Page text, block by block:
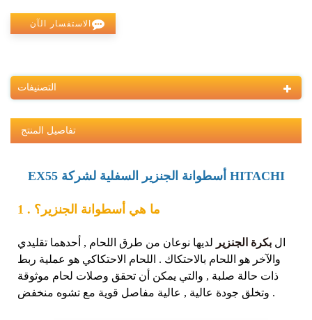
الاستفسار الآن
التصنيفات
تفاصيل المنتج
EX55 أسطوانة الجنزير السفلية لشركة HITACHI
1 . ما هي أسطوانة الجنزير؟
ال بكرة الجنزير لديها نوعان من طرق اللحام , أحدهما تقليدي
والآخر هو اللحام بالاحتكاك . اللحام الاحتكاكي هو عملية ربط
ذات حالة صلبة , والتي يمكن أن تحقق وصلات لحام موثوقة
وتخلق جودة عالية , عالية مفاصل قوية مع تشوه منخفض .